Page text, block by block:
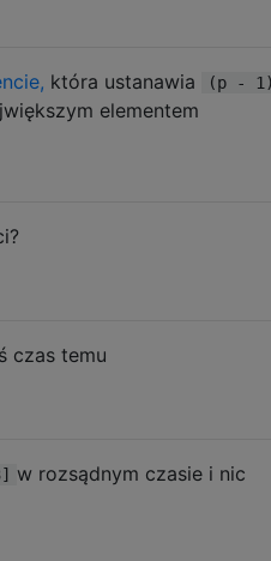
która ustanawia
(p - 1)
elementem
czas temu
w rozsądnym czasie i nic